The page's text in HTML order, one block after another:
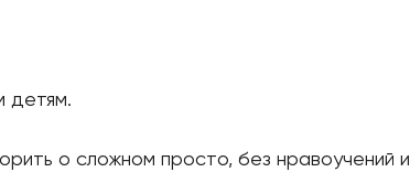
детям.
о сложном просто, без нравоучений и